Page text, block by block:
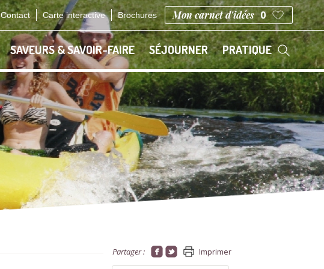
Contact Carte interactive Brochures Mon carnet d'idées 0
SAVEURS & SAVOIR-FAIRE SÉJOURNER PRATIQUE
Partager : Imprimer